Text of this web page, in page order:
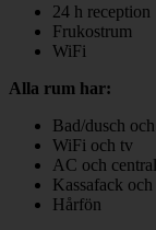
24 h reception
Frukostrum
WiFi
Alla rum har:
Bad/dusch
WiFi och tv
AC och
Kassafack
Hårfön